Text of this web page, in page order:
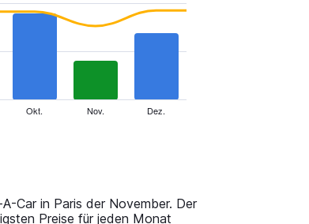
Okt. Nov. Dez.
Car in Paris der November. Der
Preise für jeden Monat